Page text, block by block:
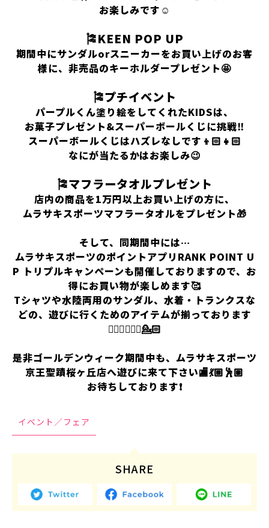
お楽しみです☺️
🎏KEEN POP UP
期間中にサンダルorスニーカーをお買い上げのお客
様に、非売品のキーホルダープレゼント🤩
🎏プチイベント
パープルくん塗り絵をしてくれたKIDSは、
お菓子プレゼント&スーパーボールくじに挑戦‼️
スーパーボールくじはハズレなしです👦🏻👧🏻
なにが当たるかはお楽しみ😉
🎏マフラータオルプレゼント
店内の商品を1万円以上お買い上げの方に、
ムラサキスポーツマフラータオルをプレゼント🎁
そして、同期間中には…
ムラサキスポーツのポイントアプリRANK POINT U
P トリプルキャンペーンも開催しておりますので、お
得にお買い物が楽しめます🥰
Tシャツや水陸両用のサンダル、水着・トランクスな
どの、遊びに行くためのアイテムが揃っております
💁🏻‍♀️💁🏻‍♂️💁🏻
是非ゴールデンウィーク期間中も、ムラサキスポーツ
京王聖蹟桜ヶ丘店へ遊びに来て下さい🏬💃🏼🕺🏽
お待ちしております❗️
イベント／フェア
SHARE